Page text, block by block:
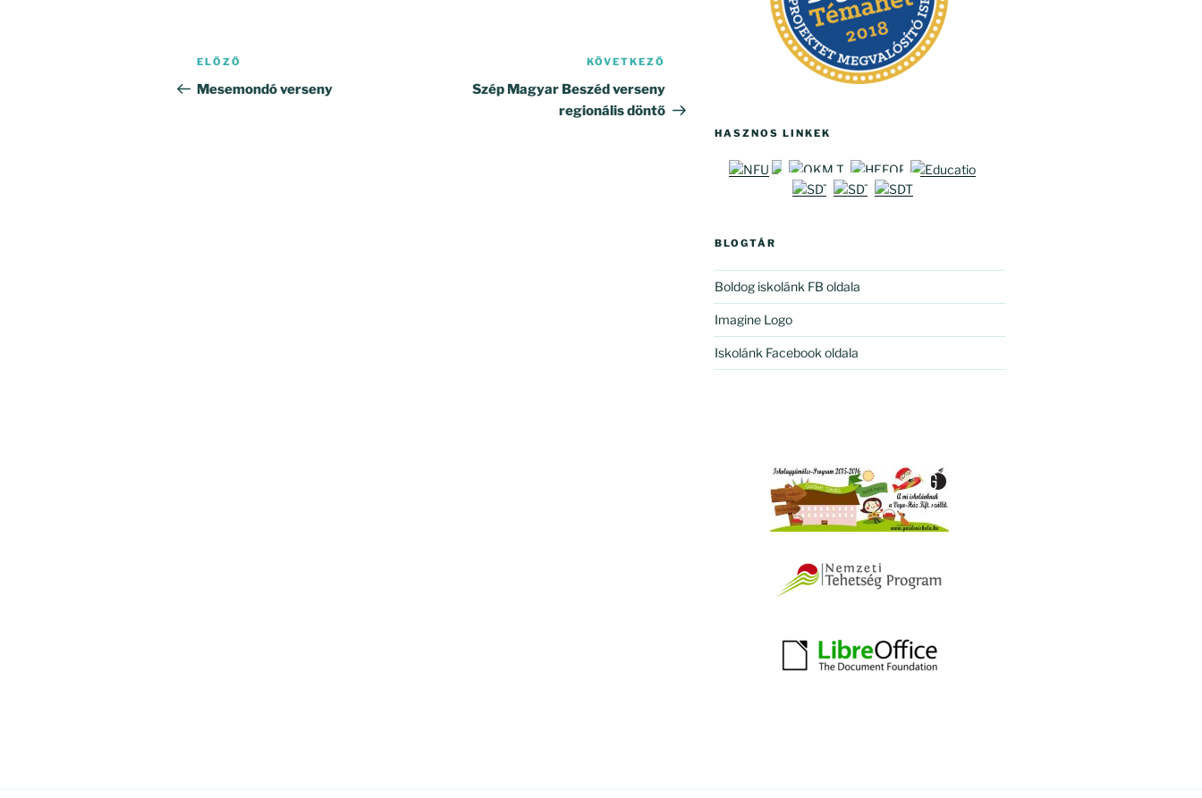
Bejegyzés
navigáció
Korábbi
bejegyzés
ELŐZŐ
Mesemondó verseny
bejegyzés
KÖVETKEZŐ
Szép Magyar Beszéd verseny
regionális döntő
HASZNOS LINKEK
BLOGTÁR
Boldog iskolánk FB oldala
Imagine Logo
Iskolánk Facebook oldala